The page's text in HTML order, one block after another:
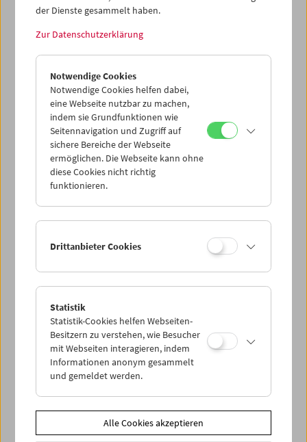
In Bewegung
Collection on Screen: Mission: Impossible I, II,
der Dienste gesammelt haben.
Zur Datenschutzerklärung
Notwendige Cookies
Notwendige Cookies helfen dabei,
eine Webseite nutzbar zu machen,
indem sie Grundfunktionen wie
Seitennavigation und Zugriff auf
sichere Bereiche der Webseite
ermöglichen. Die Webseite kann ohne
diese Cookies nicht richtig
funktionieren.
Drittanbieter Cookies
Statistik
Statistik-Cookies helfen Webseiten-
Besitzern zu verstehen, wie Besucher
mit Webseiten interagieren, indem
Informationen anonym gesammelt
und gemeldet werden.
Alle Cookies akzeptieren